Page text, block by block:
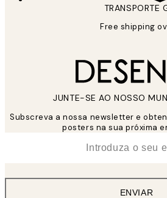
TRANSPORTE
Free shipping
JUNTE-SE AO NOSSO
Subscreva a nossa newsletter e
posters na sua próxima
ENVIAR